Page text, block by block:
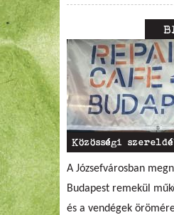
Közösségi
A Józsefvárosban
Budapest remekül
és a vendégek